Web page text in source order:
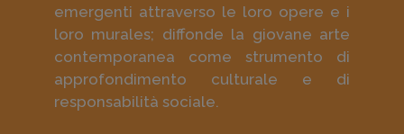
emergenti attraverso le loro opere e i
loro murales; diffonde la giovane arte
contemporanea come strumento di
approfondimento culturale e di
responsabilità sociale.